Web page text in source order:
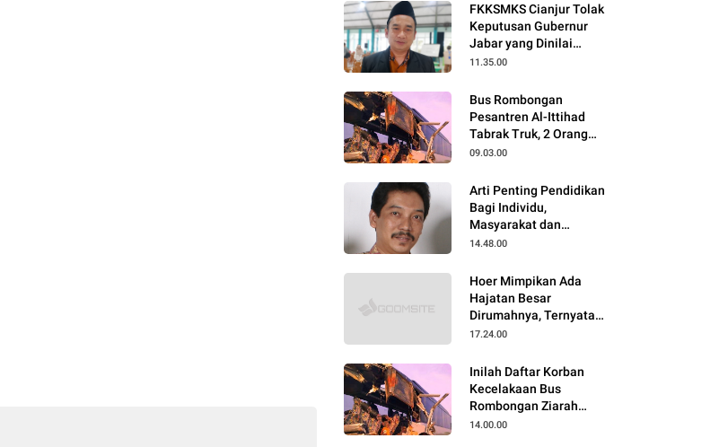
FKKSMKS Cianjur Tolak
Keputusan Gubernur
Jabar yang Dinilai
Merugikan Sekolah
11.35.00
Bus Rombongan
Pesantren Al-Ittihad
Tabrak Truk, 2 Orang
Meninggal Dunia
09.03.00
Arti Penting Pendidikan
Bagi Individu,
Masyarakat dan
Negara
14.48.00
Hoer Mimpikan Ada
Hajatan Besar
Dirumahnya, Ternyata
Anaknya Pulang Dalam
17.24.00
Inilah Daftar Korban
Kecelakaan Bus
Rombongan Ziarah
Walisongo Pesantren
14.00.00